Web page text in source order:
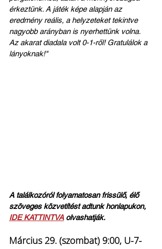
érkeztünk. A játék képe alapján az
eredmény reális, a helyzeteket tekintve
nagyobb arányban is nyerhettünk volna.
Az akarat diadala volt 0-1-ről! Gratulálok a
lányoknak!"
A találkozóról folyamatosan frissülő, élő
szöveges közvetítést adtunk honlapukon,
IDE KATTINTVA olvashatják.
Március 29. (szombat) 9:00, U-7-